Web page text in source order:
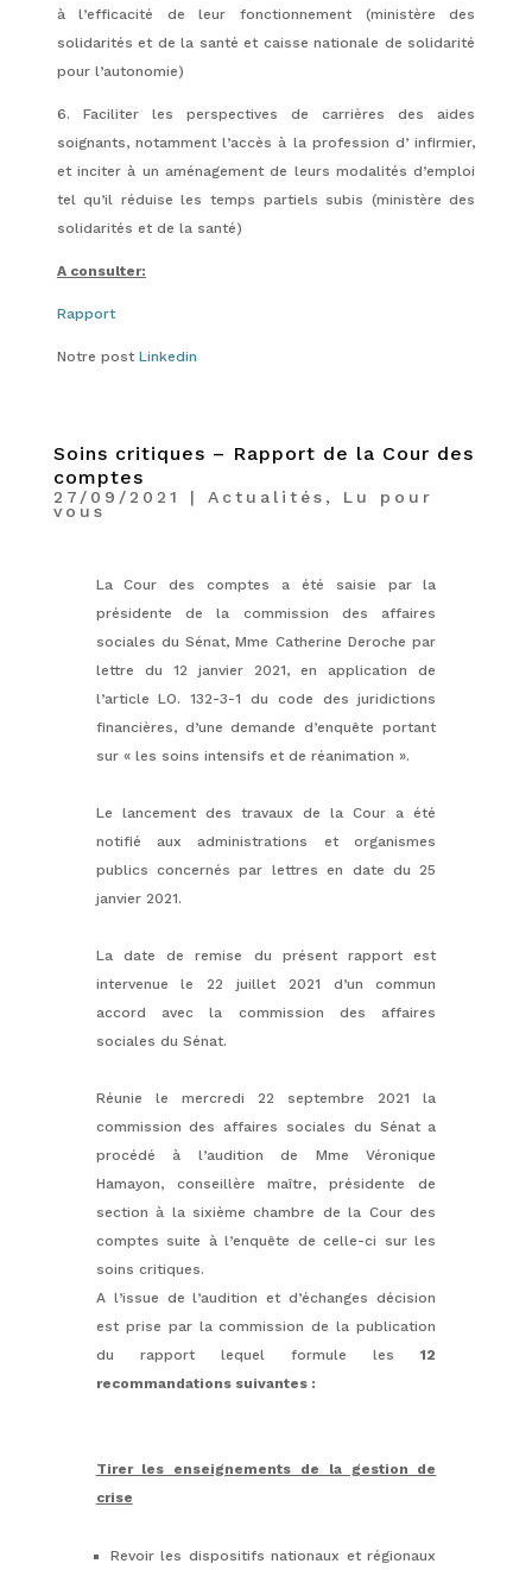
à l’efficacité de leur fonctionnement (ministère des
solidarités et de la santé et caisse nationale de solidarité
pour l’autonomie)
6. Faciliter les perspectives de carrières des aides
soignants, notamment l’accès à la profession d’ infirmier,
et inciter à un aménagement de leurs modalités d’emploi
tel qu’il réduise les temps partiels subis (ministère des
solidarités et de la santé)
A consulter:
Rapport
Notre post Linkedin
Soins critiques – Rapport de la Cour des
comptes
27/09/2021 | Actualités , Lu pour
vous
La Cour des comptes a été saisie par la
présidente de la commission des affaires
sociales du Sénat, Mme Catherine Deroche par
lettre du 12 janvier 2021, en application de
l’article LO. 132-3-1 du code des juridictions
financières, d’une demande d’enquête portant
sur « les soins intensifs et de réanimation ».
Le lancement des travaux de la Cour a été
notifié aux administrations et organismes
publics concernés par lettres en date du 25
janvier 2021.
La date de remise du présent rapport est
intervenue le 22 juillet 2021 d’un commun
accord avec la commission des affaires
sociales du Sénat.
Réunie le mercredi 22 septembre 2021 la
commission des affaires sociales du Sénat a
procédé à l’audition de Mme Véronique
Hamayon, conseillère maître, présidente de
section à la sixième chambre de la Cour des
comptes suite à l’enquête de celle-ci sur les
soins critiques.
A l’issue de l’audition et d’échanges décision
est prise par la commission de la publication
du rapport lequel formule les12
recommandations suivantes :
Tirer les enseignements de la gestion de
crise
Revoir les dispositifs nationaux et régionaux